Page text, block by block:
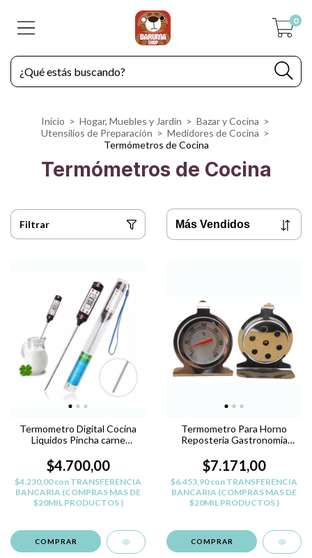
0
Inicio > Hogar, Muebles y Jardín > Bazar y Cocina >
Utensilios de Preparación > Medidores de Cocina >
Termómetros de Cocina
Termómetros de Cocina
Filtrar
Termometro Digital Cocina
Liquidos Pincha carne
$4.700,00
$4.230,00con TRANSFERENCIA
BANCARIA (COMPRAS MAS DE
$20MIL PRODUCTOS )
Termometro Para Horno
Reposteria Gastronomia
$7.171,00
$6.453,90con TRANSFERENCIA
BANCARIA (COMPRAS MAS DE
$20MIL PRODUCTOS )